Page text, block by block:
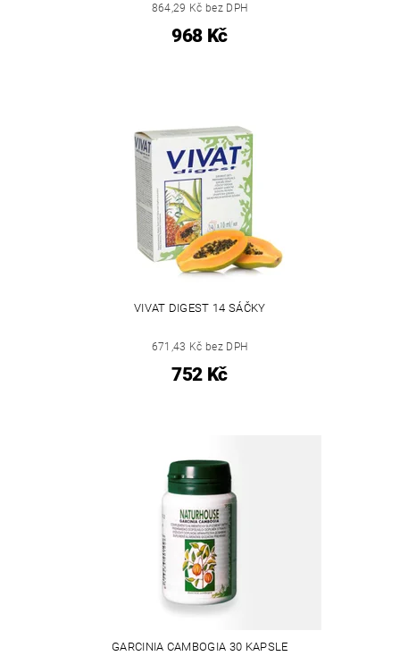
864,29 Kč bez DPH
968 Kč
VIVAT DIGEST 14 SÁČKY
671,43 Kč bez DPH
752 Kč
GARCINIA CAMBOGIA 30 KAPSLE